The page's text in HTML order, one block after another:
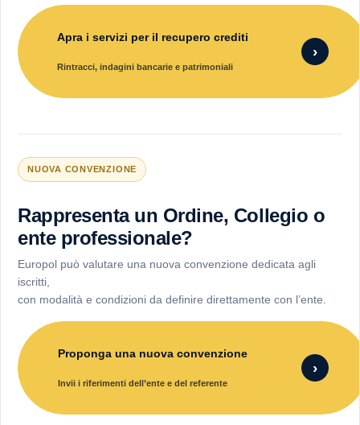
Apra i servizi per il recupero crediti
Rintracci, indagini bancarie e patrimoniali
›
NUOVA CONVENZIONE
Rappresenta un Ordine, Collegio o
ente professionale?
Europol può valutare una nuova convenzione dedicata agli
iscritti,
con modalità e condizioni da definire direttamente con l’ente.
Proponga una nuova convenzione
Invii i riferimenti dell’ente e del referente
›